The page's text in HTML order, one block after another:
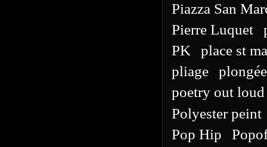
Piazza San
Pierre Luquet
PK
place st
pliage
poetry out loud
Polyester peint
Pop Hip